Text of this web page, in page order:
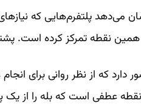
می‌دهد پلتفرم‌هایی که
همین نقطه تمرکز کرده است.
دارد که از نظر روانی برای
عطفی است که بله را از یک